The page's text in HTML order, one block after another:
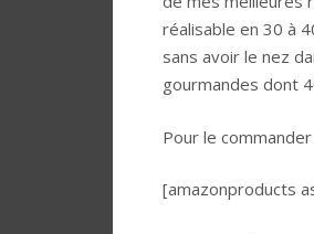
réalisable en 30 à
sans avoir le nez
gourmandes dont
Pour le
[amazonproducts